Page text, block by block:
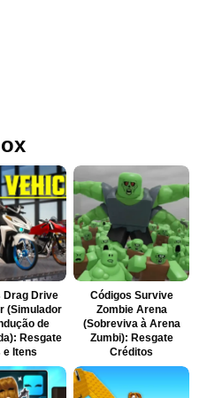
Drag Drive
(Simulador
de
Resgate
e Itens
Códigos Survive
Zombie Arena
(Sobreviva à Arena
Zumbi): Resgate
Créditos